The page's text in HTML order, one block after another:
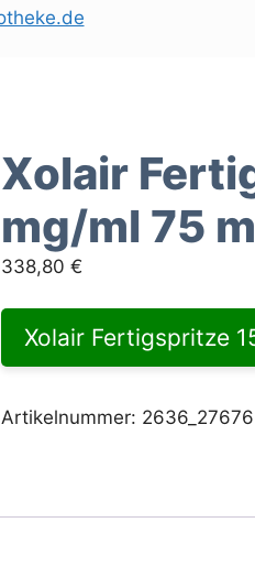
Xolair
mg/ml 75
338,80€
Xolair Fertigspritze
Artikelnummer: 2636_27676